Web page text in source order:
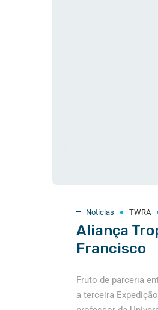
Notícias TWRA
Aliança
Francisco
Fruto de parceria
a terceira